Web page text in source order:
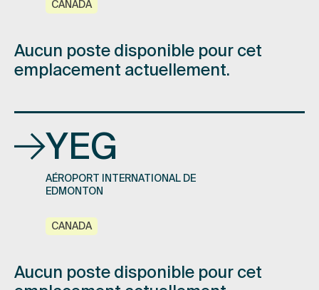
CANADA
Aucun poste disponible pour cet
emplacement actuellement.
YEG
AÉROPORT INTERNATIONAL DE
EDMONTON
CANADA
Aucun poste disponible pour cet